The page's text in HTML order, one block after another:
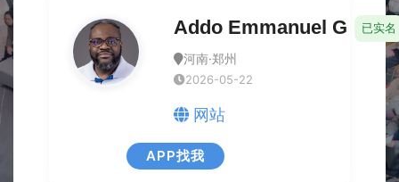
Addo Emmanuel G 已实名
河南·郑州
2026-05-22
网站
APP找我